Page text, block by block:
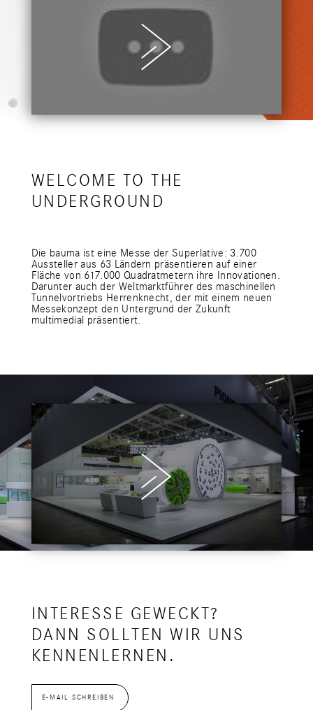
WELCOME TO THE
UNDERGROUND
Die bauma ist eine Messe der Superlative: 3.700
Aussteller aus 63 Ländern präsentieren auf einer
Fläche von 617.000 Quadratmetern ihre Innovationen.
Darunter auch der Weltmarktführer des maschinellen
Tunnelvortriebs Herrenknecht, der mit einem neuen
Messekonzept den Untergrund der Zukunft
multimedial präsentiert.
INTERESSE GEWECKT?
DANN SOLLTEN WIR UNS
KENNENLERNEN.
E-MAIL SCHREIBEN